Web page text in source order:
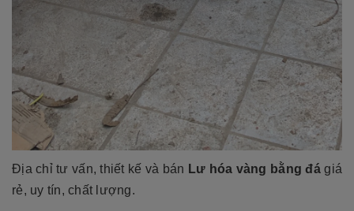
Địa chỉ tư vấn, thiết kế và bán Lư hóa vàng bằng đágiá
rẻ, uy tín, chất lượng.